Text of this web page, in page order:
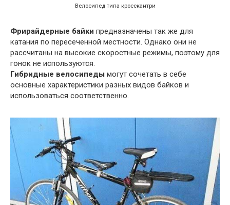
Велосипед типа кросскантри
Фрирайдерные байки предназначены так же для
катания по пересеченной местности. Однако они не
рассчитаны на высокие скоростные режимы, поэтому для
гонок не используются.
Гибридные велосипеды могут сочетать в себе
основные характеристики разных видов байков и
использоваться соответственно.